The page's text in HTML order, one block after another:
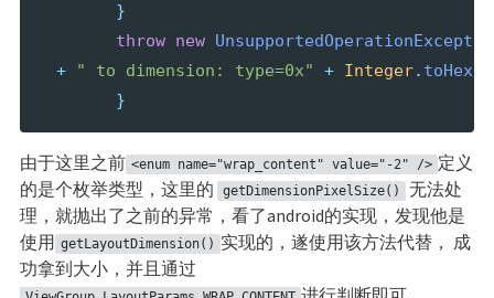
}
throw new
+
" to dimension: type=0x" + Integer.
}
由于这里之前 <enum name="wrap_content" value="-2" /> 定义
的是个枚举类型，这里的
getDimensionPixelSize()
无法处
理，就抛出了之前的异常，看了android的实现，发现他是
使用 getLayoutDimension() 实现的，遂使用该方法代替， 成
功拿到大小，并且通过